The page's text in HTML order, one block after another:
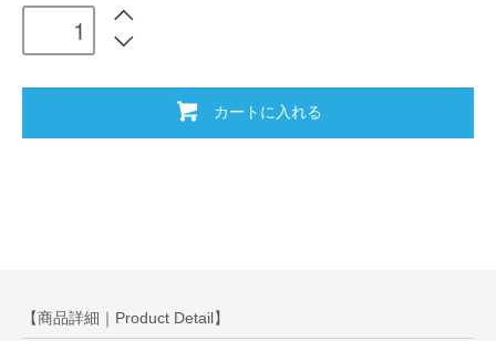
カートに入れる
【商品詳細｜Product Detail】